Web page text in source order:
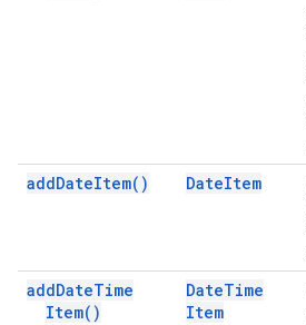
addDateItem( ) DateItem
addDateTime
Item( )
DateTime
Item